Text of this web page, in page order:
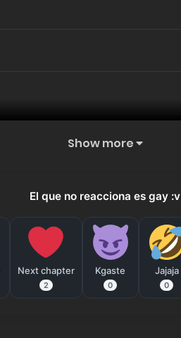
Show more
El que no reacciona es gay :v
Next chapter
2
Kgaste
0
Jajaja
0